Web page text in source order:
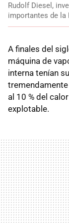
Rudolf Diesel,
importantes de la
A finales del
máquina de
interna tenían
al 10 % del
explotable.